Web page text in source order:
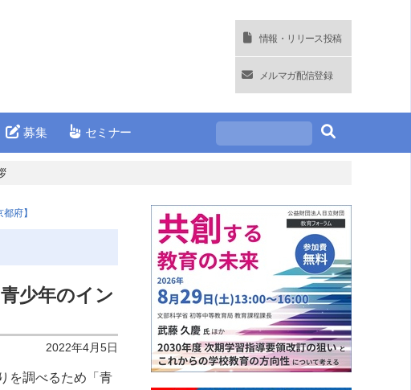
情報・リリース投稿
メルマガ配信登録
募集 セミナー
府】
少年のイン
2022年4月5日
を調べるため「青